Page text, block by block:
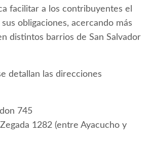
facilitar a los contribuyentes el
obligaciones, acercando más
distintos barrios de San Salvador
detallan las direcciones
745
1282 (entre Ayacucho y